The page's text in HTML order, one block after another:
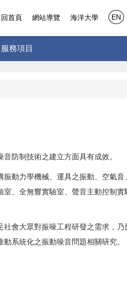
服務項目
回首頁 網站導覽 海洋大學 EN
防制技術之建立方面具有成效。
動力學機械、運具之振動、空氣音
、全無響實驗室、聲音主動控制實
會大眾對振噪工程研發之需求，乃
系統化之振動噪音問題相關研究。